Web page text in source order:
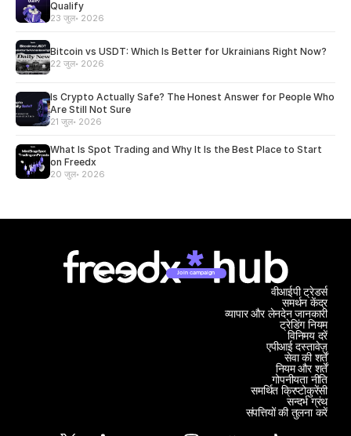
Qualify
23 जुल॰ 2026
Bitcoin vs USDT: Which Is Better for Ukrainians Right Now?
22 जुल॰ 2026
Is Crypto Actually Safe? The Honest Answer for People Who
Are Still Not Sure
21 जुल॰ 2026
What Is Spot Trading and Why It Is the Best Place to Start
on Freedx
20 जुल॰ 2026
Join campaign
समर्थन केंद्र
व्यापार और लेनदेन जानकारी
वीआईपी ट्रेडर्स
ट्रेडिंग नियम
विनिमय दरें
एपीआई दस्तावेज़
सेवा की शर्तें
नियम और शर्तें
गोपनीयता नीति
समर्थित क्रिप्टोकुरेंसी
सन्दर्भ ग्रंथ
संपत्तियों की तुलना करें